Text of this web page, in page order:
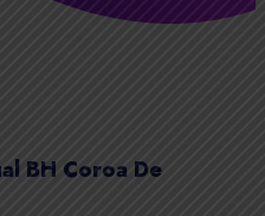
BH Coroa De